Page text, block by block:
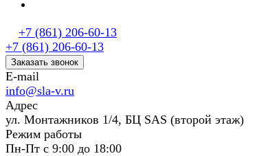
+7 (861) 206-60-13
+7 (861) 206-60-13
Заказать звонок
E-mail
info@sla-v.ru
Адрес
ул. Монтажников 1/4, БЦ SAS (второй этаж)
Режим работы
Пн-Пт с 9:00 до 18:00